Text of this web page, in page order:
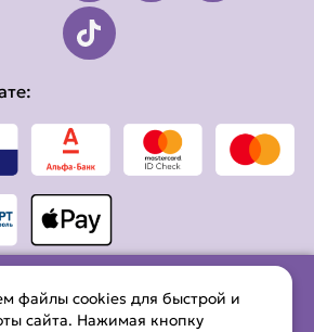
файлы cookies для быстрой и
сайта. Нажимая кнопку